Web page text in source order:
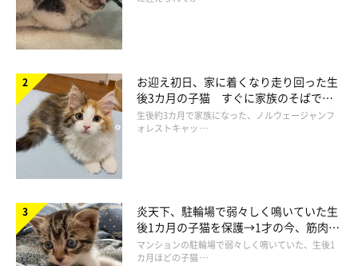
@usako3883
しっぽがくるんっと足にからまっちゃうときもあれば……
お迎え初日、家に着くなり走り回った生
後3カ月の子猫 すぐに家族のそばで落
ち着く姿に「迎えてよかった」
生後約3カ月で家族になった、ノルウェージャンフ
ォレストキャッ …
炎天下、駐輪場で弱々しく鳴いていた生
後1カ月の子猫を保護→1才の今、筋肉質
でツンデレなコに成長
マンションの駐輪場で弱々しく鳴いていた、生後1
カ月ほどの子猫 …